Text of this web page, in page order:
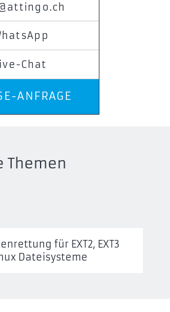
Chat
ANFRAGE
Themen
für EXT2, EXT3
Dateisysteme